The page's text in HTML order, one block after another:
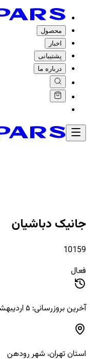
محصول
اخبار
پشتیبانی
درباره ما
جانیک دباشیان
10159
فعال
آخرین بروزرسانی: ۵ اردیبهشت ۱۴۰۵
استان تهران، شهررودهن